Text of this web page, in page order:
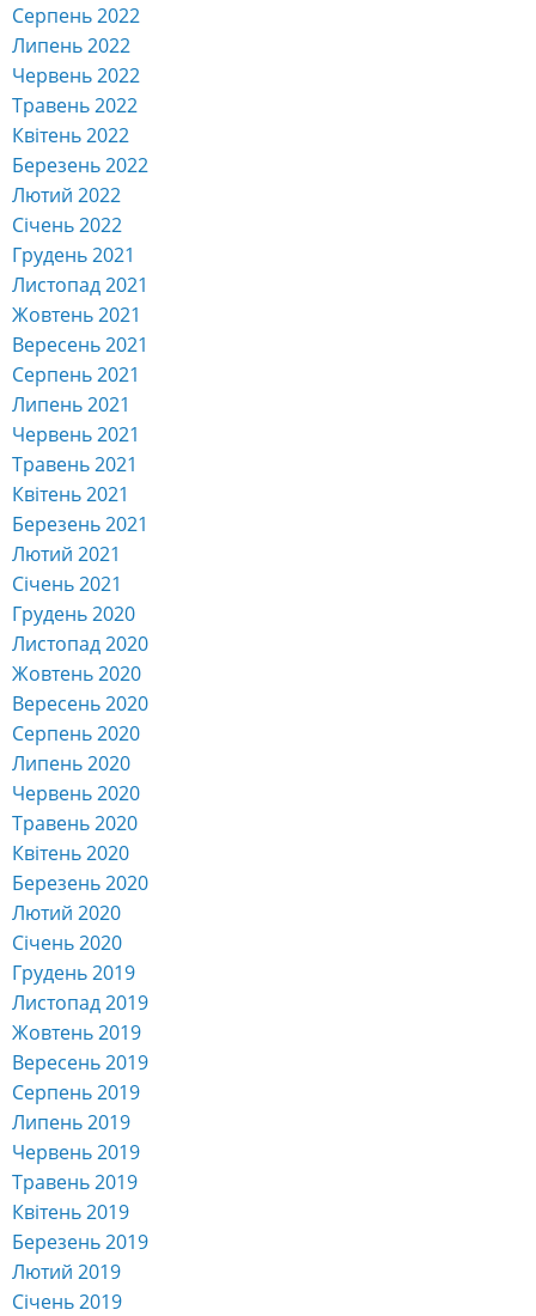
Серпень 2022
Липень 2022
Червень 2022
Травень 2022
Квітень 2022
Березень 2022
Лютий 2022
Січень 2022
Грудень 2021
Листопад 2021
Жовтень 2021
Вересень 2021
Серпень 2021
Липень 2021
Червень 2021
Травень 2021
Квітень 2021
Березень 2021
Лютий 2021
Січень 2021
Грудень 2020
Листопад 2020
Жовтень 2020
Вересень 2020
Серпень 2020
Липень 2020
Червень 2020
Травень 2020
Квітень 2020
Березень 2020
Лютий 2020
Січень 2020
Грудень 2019
Листопад 2019
Жовтень 2019
Вересень 2019
Серпень 2019
Липень 2019
Червень 2019
Травень 2019
Квітень 2019
Березень 2019
Лютий 2019
Січень 2019